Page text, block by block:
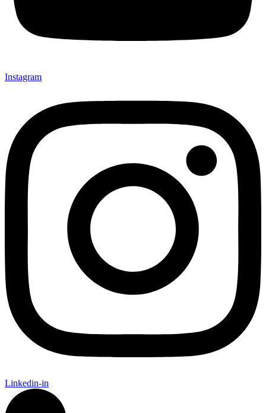
Instagram
Linkedin-in